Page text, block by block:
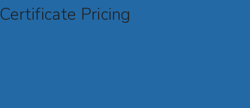
Certificate Pricing